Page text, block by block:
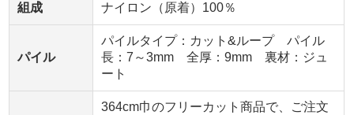
組成 ナイロン（原着）100％
パイル
パイルタイプ：カット&ループ パイル
長：7～3mm 全厚：9mm 裏材：ジュ
ート
364cm巾のフリーカット商品で、ご注文